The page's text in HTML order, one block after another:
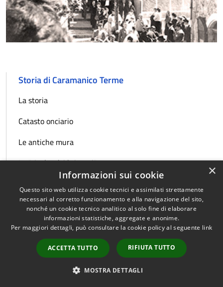
Storia di Caramanico Terme
La storia
Catasto onciario
Le antiche mura
La "rivolta dei briganti"
Le tradizioni popolari
Nicola D'Antino
Quanto sono chiare le informazioni
×
Informazioni sui cookie
Questo sito web utilizza cookie tecnici e assimilati strettamente
necessari al corretto funzionamento e alla navigazione del sito,
nonché un cookie tecnico analitico al solo fine di elaborare
informazioni statistiche, aggregate e anonime.
Per maggiori dettagli, può consultare la cookie policy al seguente link
ACCETTA TUTTO RIFIUTA TUTTO
MOSTRA DETTAGLI